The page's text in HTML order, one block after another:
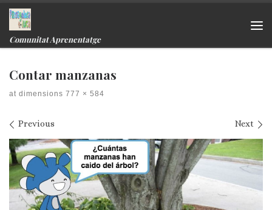
Skip to content
Comunitat Aprenentatge
Contar manzanas
at dimensions 777 × 584
Images navigation
Previous Next